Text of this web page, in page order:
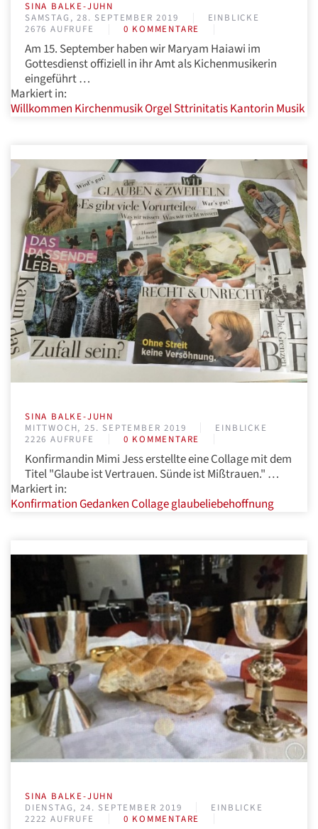
SINA BALKE-JUHN
SAMSTAG, 28. SEPTEMBER 2019
EINBLICKE
2676 AUFRUFE
0 KOMMENTARE
Am 15. September haben wir Maryam Haiawi im
Gottesdienst offiziell in ihr Amt als Kichenmusikerin
eingeführt …
Markiert in:
Willkommen KirchenmusikOrgelSttrinitatisKantorin Musik
SINA BALKE-JUHN
MITTWOCH, 25. SEPTEMBER 2019
EINBLICKE
2226 AUFRUFE
0 KOMMENTARE
Konfirmandin Mimi Jess erstellte eine Collage mit dem
Titel "Glaube ist Vertrauen. Sünde ist Mißtrauen." …
Markiert in:
Konfirmation Gedanken Collageglaubeliebehoffnung
SINA BALKE-JUHN
DIENSTAG, 24. SEPTEMBER 2019
EINBLICKE
2222 AUFRUFE
0 KOMMENTARE